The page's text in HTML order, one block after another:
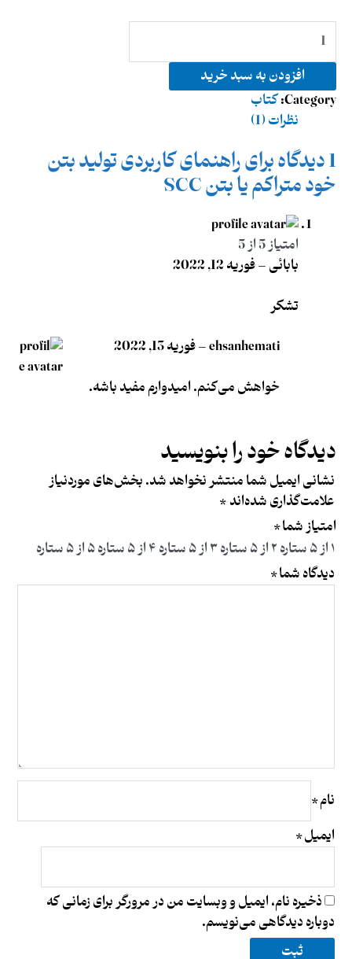
افزودن به سبد خرید
Category: کتاب
نظرات (1)
1 دیدگاه برای راهنمای کاربردی تولید بتن
خود متراکم یا بتن SCC
امتیاز5از 5
بابائی–فوریه 12, 2022
تشکر
ehsanhemati
–فوریه 13, 2022
خواهش می‌کنم. امیدوارم مفید باشه.
دیدگاه خود را بنویسید
نشانی ایمیل شما منتشر نخواهد شد.بخش‌های موردنیاز
علامت‌گذاری شده‌اند*
امتیاز شما*
۱ از ۵ ستاره
۲ از ۵ ستاره ۳ از ۵ ستاره ۴ از ۵ ستاره
۵ از ۵ ستاره
دیدگاه شما*
نام*
ایمیل*
ذخیره نام، ایمیل و وبسایت من در مرورگر برای زمانی که
دوباره دیدگاهی می‌نویسم.